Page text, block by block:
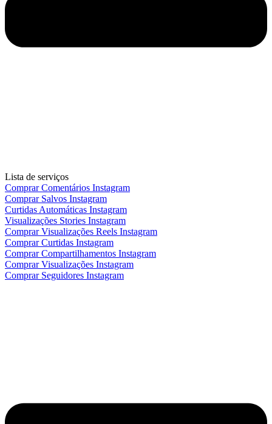
Lista de serviços
Comprar Comentários Instagram
Comprar Salvos Instagram
Curtidas Automáticas Instagram
Visualizações Stories Instagram
Comprar Visualizações Reels Instagram
Comprar Curtidas Instagram
Comprar Compartilhamentos Instagram
Comprar Visualizações Instagram
Comprar Seguidores Instagram